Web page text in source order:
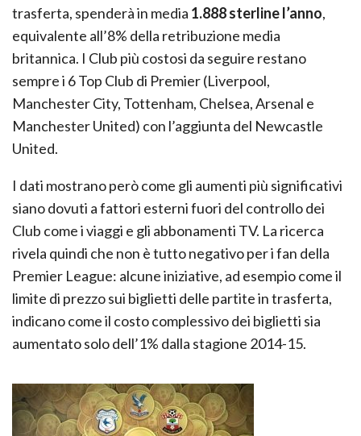
trasferta, spenderà in media 1.888 sterline l’anno,
equivalente all’8% della retribuzione media
britannica. I Club più costosi da seguire restano
sempre i 6 Top Club di Premier (Liverpool,
Manchester City, Tottenham, Chelsea, Arsenal e
Manchester United) con l’aggiunta del Newcastle
United.
I dati mostrano però come gli aumenti più significativi
siano dovuti a fattori esterni fuori del controllo dei
Club come i viaggi e gli abbonamenti TV. La ricerca
rivela quindi che non è tutto negativo per i fan della
Premier League: alcune iniziative, ad esempio come il
limite di prezzo sui biglietti delle partite in trasferta,
indicano come il costo complessivo dei biglietti sia
aumentato solo dell’1% dalla stagione 2014-15.